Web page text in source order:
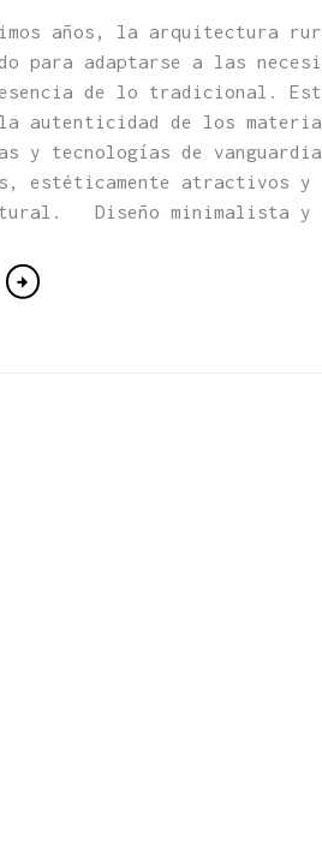
años, la arquitectura
para adaptarse a las
de lo tradicional.
autenticidad de los
y tecnologías de
estéticamente atractivos y
Diseño minimalista y